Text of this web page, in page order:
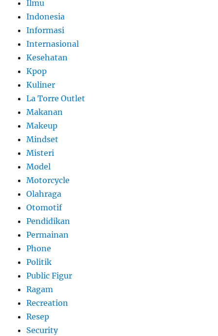
Ilmu
Indonesia
Informasi
Internasional
Kesehatan
Kpop
Kuliner
La Torre Outlet
Makanan
Makeup
Mindset
Misteri
Model
Motorcycle
Olahraga
Otomotif
Pendidikan
Permainan
Phone
Politik
Public Figur
Ragam
Recreation
Resep
Security